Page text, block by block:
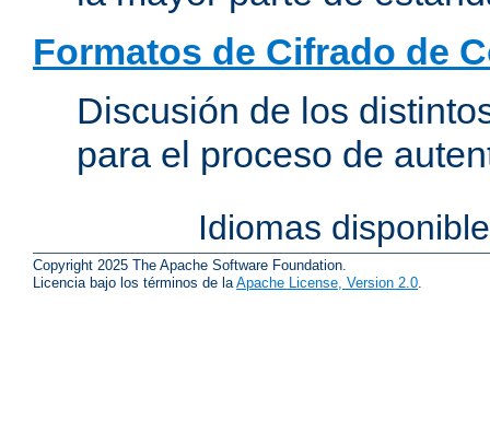
Formatos de Cifrado de
Discusión de los
para el proceso de
Idiomas
Copyright 2025 The Apache Software Foundation.
Licencia bajo los términos de la Apache License, Version 2.0